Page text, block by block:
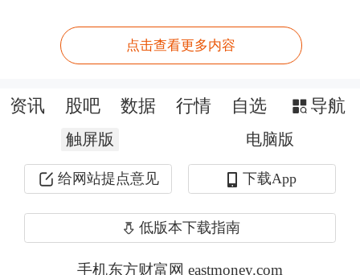
后，极氪全年亏损47.1亿元，同比减亏
42%。2024年，极氪全年销量22.21万
辆，同比增长87%。此前极氪将2024年
的销量目标定为23万辆，2025年，极氪
将挑战32万辆销量目标。
作为极氪第一大股东的吉利汽车，于4
月10日公布的盈利预告显示，公司预计
点击查看更多内容
资讯 股吧 数据 行情 自选 导航
触屏版 电脑版
给网站提点意见 下载App
低版本下载指南
手机东方财富网 eastmoney.com